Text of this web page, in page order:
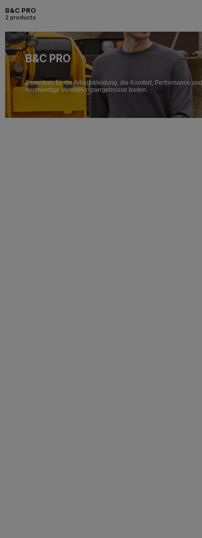
B&C PRO
2 products
B&C PRO
Essentials für die Arbeitskleidung, die Komfort, Performance und
hochwertige Veredelungsergebnisse bieten.